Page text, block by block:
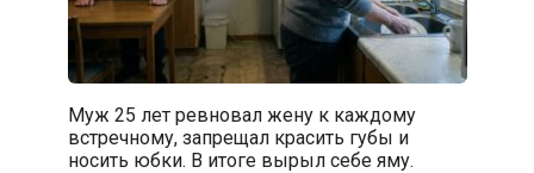
Муж 25 лет ревновал жену к каждому
встречному, запрещал красить губы и
носить юбки. В итоге вырыл себе яму.